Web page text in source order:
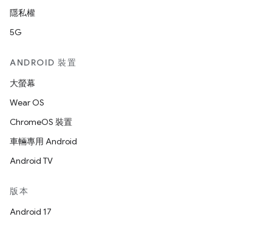
隱私權
5G
ANDROID 裝置
大螢幕
Wear OS
ChromeOS 裝置
車輛專用 Android
Android TV
版本
Android 17